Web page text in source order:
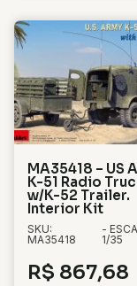
MA35418 – US
K-51 Radio
w/K-52 Trailer.
Interior Kit
SKU:
MA35418
-
1/35
R$ 867,68